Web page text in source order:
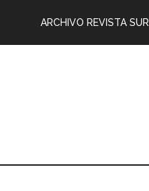
ARCHIVO REVISTA SUR